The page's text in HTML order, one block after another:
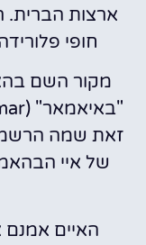
חופי
מקור השם
זאת שמה
האיים